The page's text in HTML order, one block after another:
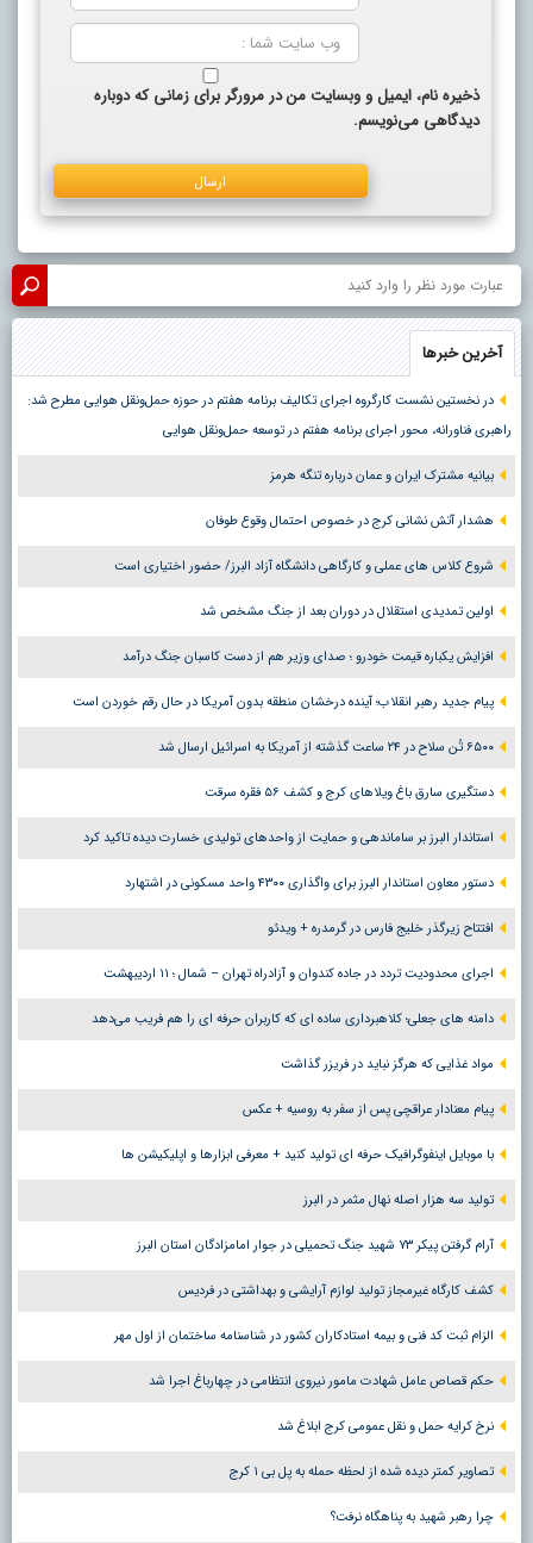
ذخیره نام، ایمیل و وبسایت من در مرورگر برای زمانی که دوباره
دیدگاهی می‌نویسم.
آخرین خبرها
در نخستین نشست کارگروه اجرای تکالیف برنامه هفتم در حوزه حمل‌ونقل هوایی مطرح شد:
راهبری فناورانه، محور اجرای برنامه هفتم در توسعه حمل‌ونقل هوایی
بیانیه مشترک ایران و عمان درباره تنگه هرمز
هشدار آتش نشانی کرج در خصوص احتمال وقوع طوفان
شروع کلاس های عملی و کارگاهی دانشگاه آزاد البرز/ حضور اختیاری است
اولین تمدیدی استقلال در دوران بعد از جنگ مشخص شد
افزایش یکباره قیمت خودرو ؛ صدای وزیر هم از دست کاسبان جنگ درآمد
پیام جدید رهبر انقلاب؛ آینده درخشان منطقه بدون آمریکا در حال رقم خوردن است
۶۵۰۰ تُن سلاح در ۲۴ ساعت گذشته از آمریکا به اسرائیل ارسال شد
دستگیری سارق باغ ویلاهای کرج و کشف ۵۶ فقره سرقت
استاندار البرز بر ساماندهی و حمایت از واحدهای تولیدی خسارت دیده تاکید کرد
دستور معاون استاندار البرز برای واگذاری ۴۳۰۰ واحد مسکونی در اشتهارد
افتتاح زیرگذر خلیج فارس در گرمدره + ویدئو
اجرای محدودیت تردد در جاده کندوان و آزادراه تهران – شمال ؛ ١١ اردیبهشت
دامنه های جعلی؛ کلاهبرداری ساده ای که کاربران حرفه ای را هم فریب می‌دهد
مواد غذایی که هرگز نباید در فریزر گذاشت
پیام معنادار عراقچی پس از سفر به روسیه + عکس
با موبایل اینفوگرافیک حرفه ای تولید کنید + معرفی ابزارها و اپلیکیشن ها
تولید سه هزار اصله نهال مثمر در البرز
آرام گرفتن پیکر ۷۳ شهید جنگ تحمیلی در جوار امامزادگان استان البرز
کشف کارگاه غیرمجاز تولید لوازم آرایشی و بهداشتی در فردیس
الزام ثبت کد فنی و بیمه استادکاران کشور در شناسنامه ساختمان از اول مهر
حکم قصاص عامل شهادت مامور نیروی انتظامی در چهارباغ اجرا شد
نرخ کرایه حمل و نقل عمومی کرج ابلاغ شد
تصاویر کمتر دیده شده از لحظه حمله به پل بی ۱ کرج
چرا رهبر شهید به پناهگاه نرفت؟